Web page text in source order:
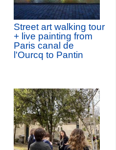
Street art walking tour
+ live painting from
Paris canal de
l'Ourcq to Pantin